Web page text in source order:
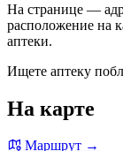
На странице —
расположение на
аптеки.
Ищете аптеку
На карте
Маршрут →